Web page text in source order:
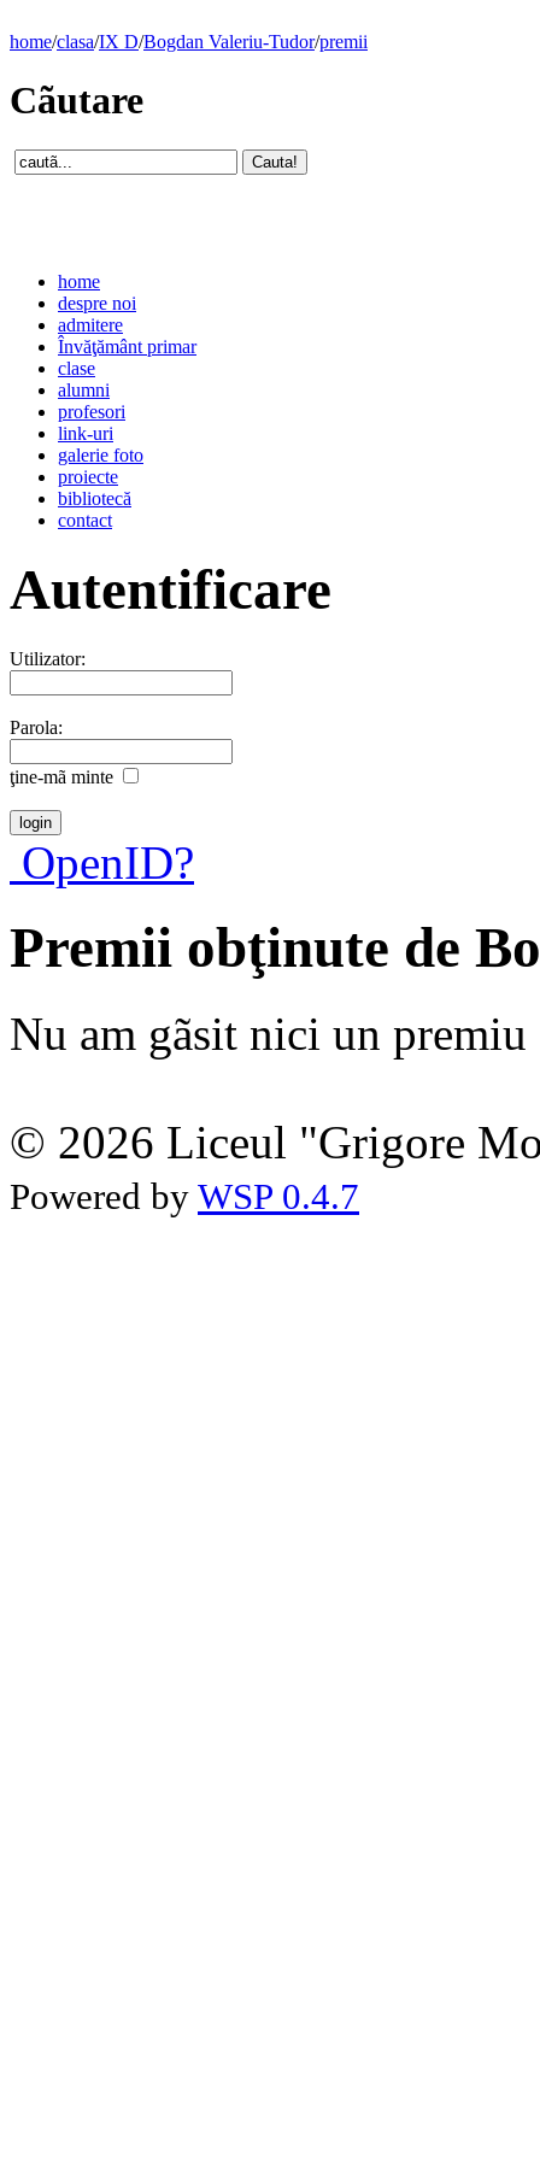
home/clasa/IX D/Bogdan Valeriu-Tudor/premii
Cãutare
home
despre noi
admitere
Învăţământ primar
clase
alumni
profesori
link-uri
galerie foto
proiecte
bibliotecă
contact
Autentificare
Utilizator:
Parola:
ţine-mã minte
OpenID?
Premii obţinute de
Nu am gãsit nici un premiu
© 2026 Liceul "Grigore
Powered by WSP 0.4.7